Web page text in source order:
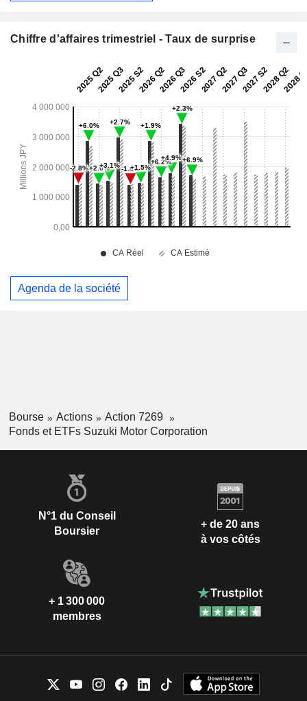
Chiffre d'affaires trimestriel - Taux de surprise
Agenda de la société
Bourse Actions
Action 7269
Fonds et ETFs Suzuki Motor Corporation
N°1 du Conseil
Boursier
+ de 20 ans
à vos côtés
+ 1 300 000
membres